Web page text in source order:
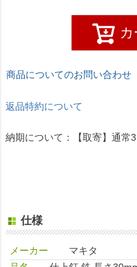
商品についてのお問い合わせ
返品特約について
納期について：【取寄】通常
仕様
メーカー
マキタ